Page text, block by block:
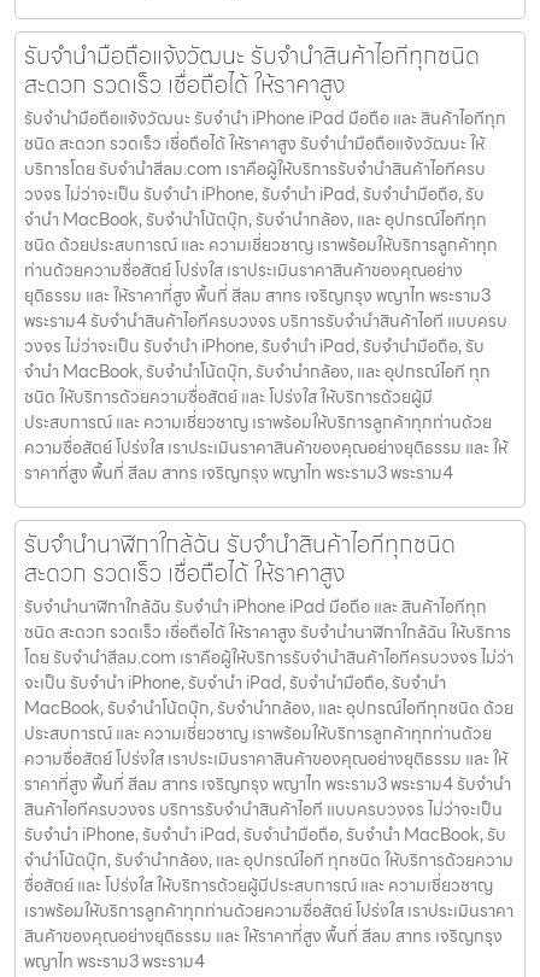
รับจำนำมือถือแจ้งวัฒนะ รับจำนำสินค้าไอทีทุกชนิด
สะดวก รวดเร็ว เชื่อถือได้ ให้ราคาสูง
รับจำนำมือถือแจ้งวัฒนะ รับจำนำ iPhone iPad มือถือ และ สินค้าไอทีทุก
ชนิด สะดวก รวดเร็ว เชื่อถือได้ ให้ราคาสูง รับจำนำมือถือแจ้งวัฒนะ ให้
บริการโดย รับจํานําสีลม.com เราคือผู้ให้บริการรับจำนำสินค้าไอทีครบ
วงจร ไม่ว่าจะเป็น รับจำนำ iPhone, รับจำนำ iPad, รับจำนำมือถือ, รับ
จำนำ MacBook, รับจำนำโน้ตบุ๊ก, รับจำนำกล้อง, และ อุปกรณ์ไอทีทุก
ชนิด ด้วยประสบการณ์ และ ความเชี่ยวชาญ เราพร้อมให้บริการลูกค้าทุก
ท่านด้วยความซื่อสัตย์ โปร่งใส เราประเมินราคาสินค้าของคุณอย่าง
ยุติธรรม และ ให้ราคาที่สูง พื้นที่ สีลม สาทร เจริญกรุง พญาไท พระราม3
พระราม4 รับจำนำสินค้าไอทีครบวงจร บริการรับจำนำสินค้าไอที แบบครบ
วงจร ไม่ว่าจะเป็น รับจำนำ iPhone, รับจำนำ iPad, รับจำนำมือถือ, รับ
จำนำ MacBook, รับจำนำโน้ตบุ๊ก, รับจำนำกล้อง, และ อุปกรณ์ไอที ทุก
ชนิด ให้บริการด้วยความซื่อสัตย์ และ โปร่งใส ให้บริการด้วยผู้มี
ประสบการณ์ และ ความเชี่ยวชาญ เราพร้อมให้บริการลูกค้าทุกท่านด้วย
ความซื่อสัตย์ โปร่งใส เราประเมินราคาสินค้าของคุณอย่างยุติธรรม และ ให้
ราคาที่สูง พื้นที่ สีลม สาทร เจริญกรุง พญาไท พระราม3 พระราม4
รับจำนำนาฬิกาใกล้ฉัน รับจำนำสินค้าไอทีทุกชนิด
สะดวก รวดเร็ว เชื่อถือได้ ให้ราคาสูง
รับจำนำนาฬิกาใกล้ฉัน รับจำนำ iPhone iPad มือถือ และ สินค้าไอทีทุก
ชนิด สะดวก รวดเร็ว เชื่อถือได้ ให้ราคาสูง รับจำนำนาฬิกาใกล้ฉัน ให้บริการ
โดย รับจํานําสีลม.com เราคือผู้ให้บริการรับจำนำสินค้าไอทีครบวงจร ไม่ว่า
จะเป็น รับจำนำ iPhone, รับจำนำ iPad, รับจำนำมือถือ, รับจำนำ
MacBook, รับจำนำโน้ตบุ๊ก, รับจำนำกล้อง, และ อุปกรณ์ไอทีทุกชนิด ด้วย
ประสบการณ์ และ ความเชี่ยวชาญ เราพร้อมให้บริการลูกค้าทุกท่านด้วย
ความซื่อสัตย์ โปร่งใส เราประเมินราคาสินค้าของคุณอย่างยุติธรรม และ ให้
ราคาที่สูง พื้นที่ สีลม สาทร เจริญกรุง พญาไท พระราม3 พระราม4 รับจำนำ
สินค้าไอทีครบวงจร บริการรับจำนำสินค้าไอที แบบครบวงจร ไม่ว่าจะเป็น
รับจำนำ iPhone, รับจำนำ iPad, รับจำนำมือถือ, รับจำนำ MacBook, รับ
จำนำโน้ตบุ๊ก, รับจำนำกล้อง, และ อุปกรณ์ไอที ทุกชนิด ให้บริการด้วยความ
ซื่อสัตย์ และ โปร่งใส ให้บริการด้วยผู้มีประสบการณ์ และ ความเชี่ยวชาญ
เราพร้อมให้บริการลูกค้าทุกท่านด้วยความซื่อสัตย์ โปร่งใส เราประเมินราคา
สินค้าของคุณอย่างยุติธรรม และ ให้ราคาที่สูง พื้นที่ สีลม สาทร เจริญกรุง
พญาไท พระราม3 พระราม4